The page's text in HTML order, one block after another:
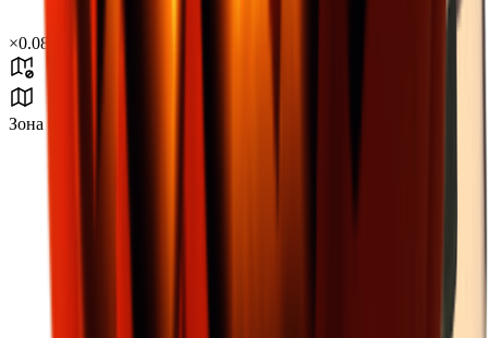
×0.08
Зона бури B3